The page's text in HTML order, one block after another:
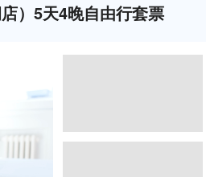
）5天4晚自由行套票